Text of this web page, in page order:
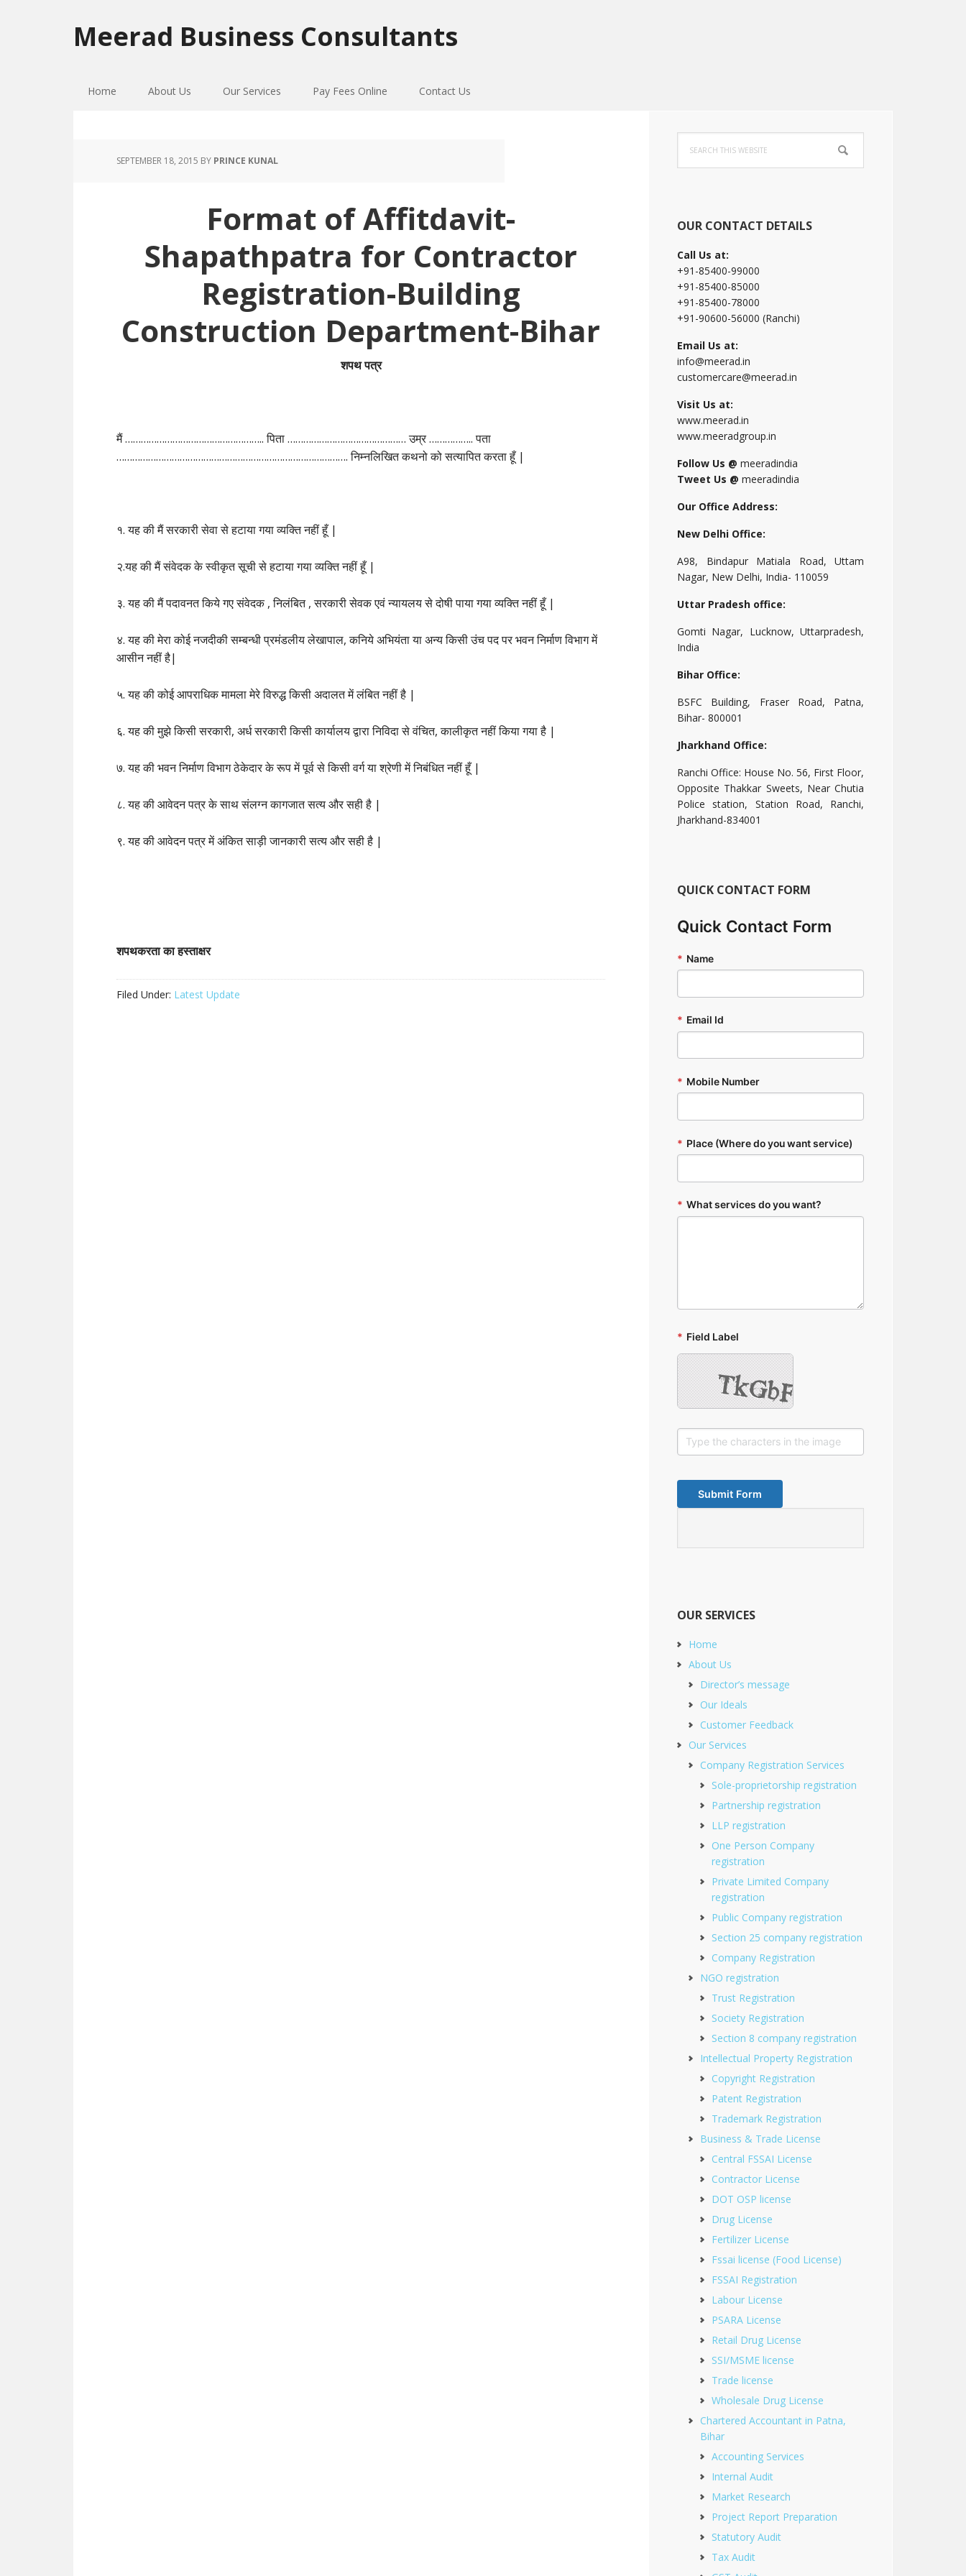
to
primary
to
main
to
primary
Meerad Business Consultants
Home About Us Our Services Pay Fees Online Contact Us
SEPTEMBER 18, 2015 BY PRINCE KUNAL
Format of Affitdavit-
Shapathpatra for Contractor
Registration-Building
Construction Department-Bihar
शपथपत्र
मैं …………………………………………….. पिता ……………………………………… उम्र …………….. पता
……………………………………………………………………………. निम्नलिखित कथनो को सत्यापित करता हूँ |
१. यह की मैं सरकारी सेवा से हटाया गया व्यक्ति नहीं हूँ |
२.यह की मैं संवेदक के स्वीकृत सूची से हटाया गया व्यक्ति नहीं हूँ |
३. यह की मैं पदावनत किये गए संवेदक , निलंबित , सरकारी सेवक एवं न्यायलय से दोषी पाया गया व्यक्ति नहीं हूँ |
४. यह की मेरा कोई नजदीकी सम्बन्धी प्रमंडलीय लेखापाल, कनिये अभियंता या अन्य किसी उंच पद पर भवन निर्माण विभाग में
आसीन नहीं है|
५. यह की कोई आपराधिक मामला मेरे विरुद्ध किसी अदालत में लंबित नहीं है |
६. यह की मुझे किसी सरकारी, अर्ध सरकारी किसी कार्यालय द्वारा निविदा से वंचित, कालीकृत नहीं किया गया है |
७. यह की भवन निर्माण विभाग ठेकेदार के रूप में पूर्व से किसी वर्ग या श्रेणी में निबंधित नहीं हूँ |
८. यह की आवेदन पत्र के साथ संलग्न कागजात सत्य और सही है |
९. यह की आवेदन पत्र में अंकित साड़ी जानकारी सत्य और सही है |
शपथकरताकाहस्ताक्षर
Filed Under: Latest Update
Primary
Sidebar
this
website
OUR CONTACT DETAILS
Call Us at:
+91-85400-99000
+91-85400-85000
+91-85400-78000
+91-90600-56000 (Ranchi)
Email Us at:
info@meerad.in
customercare@meerad.in
Visit Us at:
www.meerad.in
www.meeradgroup.in
Follow Us @ meeradindia
Tweet Us @ meeradindia
Our Office Address:
New Delhi Office:
A98, Bindapur Matiala Road, Uttam
Nagar, New Delhi, India- 110059
Uttar Pradesh office:
Gomti Nagar, Lucknow, Uttarpradesh,
India
Bihar Office:
BSFC Building, Fraser Road, Patna,
Bihar- 800001
Jharkhand Office:
Ranchi Office: House No. 56, First Floor,
Opposite Thakkar Sweets, Near Chutia
Police station, Station Road, Ranchi,
Jharkhand-834001
QUICK CONTACT FORM
Quick Contact Form
* Name
* Email Id
* Mobile Number
* Place (Where do you want service)
* What services do you want?
* Field Label
OUR SERVICES
Home
About Us
Director’s message
Our Ideals
Customer Feedback
Our Services
Company Registration Services
Sole-proprietorship registration
Partnership registration
LLP registration
One Person Company
registration
Private Limited Company
registration
Public Company registration
Section 25 company registration
Company Registration
NGO registration
Trust Registration
Society Registration
Section 8 company registration
Intellectual Property Registration
Copyright Registration
Patent Registration
Trademark Registration
Business & Trade License
Central FSSAI License
Contractor License
DOT OSP license
Drug License
Fertilizer License
Fssai license (Food License)
FSSAI Registration
Labour License
PSARA License
Retail Drug License
SSI/MSME license
Trade license
Wholesale Drug License
Chartered Accountant in Patna,
Bihar
Accounting Services
Internal Audit
Market Research
Project Report Preparation
Statutory Audit
Tax Audit